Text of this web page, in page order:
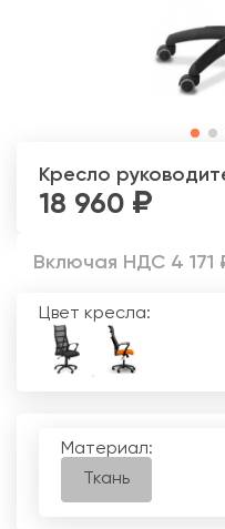
Кресло
18 960
Включая НДС 4 171
Цвет кресла:
Материал:
Ткань